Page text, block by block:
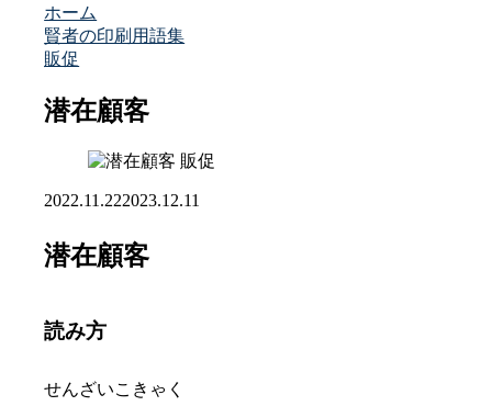
ホーム
賢者の印刷用語集
販促
潜在顧客
販促
2022.11.222023.12.11
潜在顧客
読み方
せんざいこきゃく